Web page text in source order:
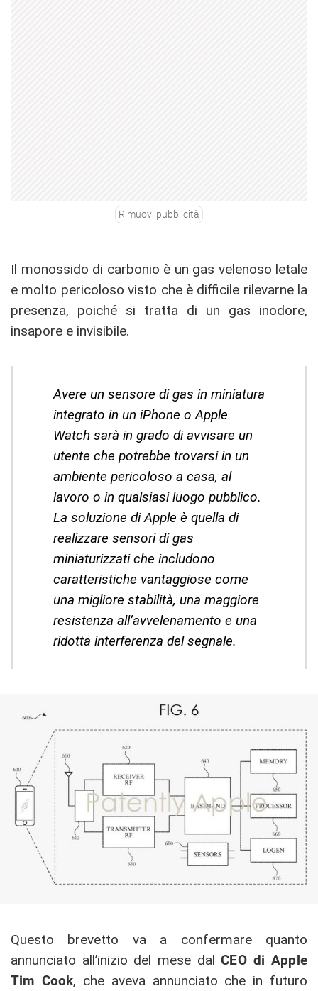
Rimuovi pubblicità
Il monossido di carbonio è un gas velenoso letale
e molto pericoloso visto che è difficile rilevarne la
presenza, poiché si tratta di un gas inodore,
insapore e invisibile.
Avere un sensore di gas in miniatura
integrato in un iPhone o Apple
Watch sarà in grado di avvisare un
utente che potrebbe trovarsi in un
ambiente pericoloso a casa, al
lavoro o in qualsiasi luogo pubblico.
La soluzione di Apple è quella di
realizzare sensori di gas
miniaturizzati che includono
caratteristiche vantaggiose come
una migliore stabilità, una maggiore
resistenza all’avvelenamento e una
ridotta interferenza del segnale.
Questo brevetto va a confermare quanto
annunciato all’inizio del mese dalCEO di Apple
Tim Cook, che aveva annunciato che in futuro